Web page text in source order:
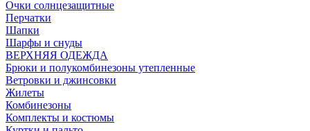
Очки солнцезащитные
Перчатки
Шапки
Шарфы и снуды
ВЕРХНЯЯ ОДЕЖДА
Брюки и полукомбинезоны утепленные
Ветровки и джинсовки
Жилеты
Комбинезоны
Комплекты и костюмы